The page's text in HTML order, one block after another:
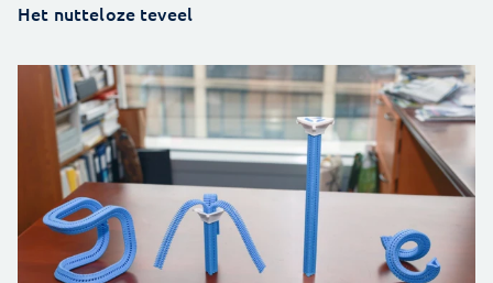
Het nutteloze teveel